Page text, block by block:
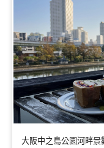
大阪中之島公園河畔